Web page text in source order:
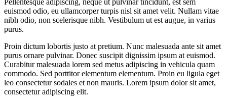
Pellentesque adipiscing, neque ut pulvinar tincidunt, est sem
euismod odio, eu ullamcorper turpis nisl sit amet velit. Nullam vitae
nibh odio, non scelerisque nibh. Vestibulum ut est augue, in varius
purus.
Proin dictum lobortis justo at pretium. Nunc malesuada ante sit amet
purus ornare pulvinar. Donec suscipit dignissim ipsum at euismod.
Curabitur malesuada lorem sed metus adipiscing in vehicula quam
commodo. Sed porttitor elementum elementum. Proin eu ligula eget
leo consectetur sodales et non mauris. Lorem ipsum dolor sit amet,
consectetur adipiscing elit.